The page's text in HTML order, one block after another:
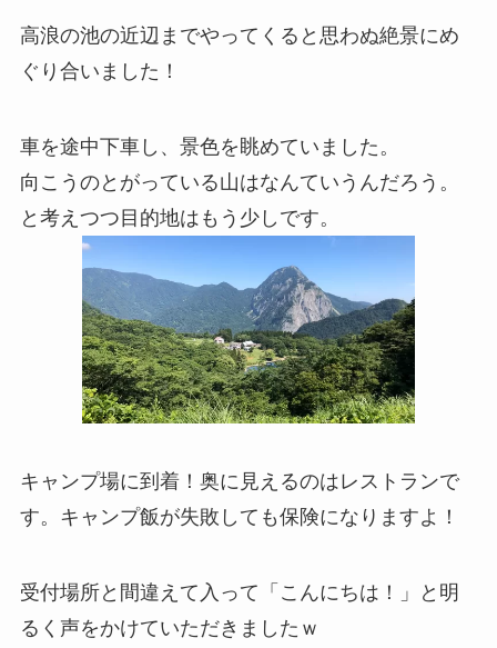
高浪の池の近辺までやってくると思わぬ絶景にめ
ぐり合いました！
車を途中下車し、景色を眺めていました。
向こうのとがっている山はなんていうんだろう。
と考えつつ目的地はもう少しです。
キャンプ場に到着！奥に見えるのはレストランで
す。キャンプ飯が失敗しても保険になりますよ！
受付場所と間違えて入って「こんにちは！」と明
るく声をかけていただきましたｗ